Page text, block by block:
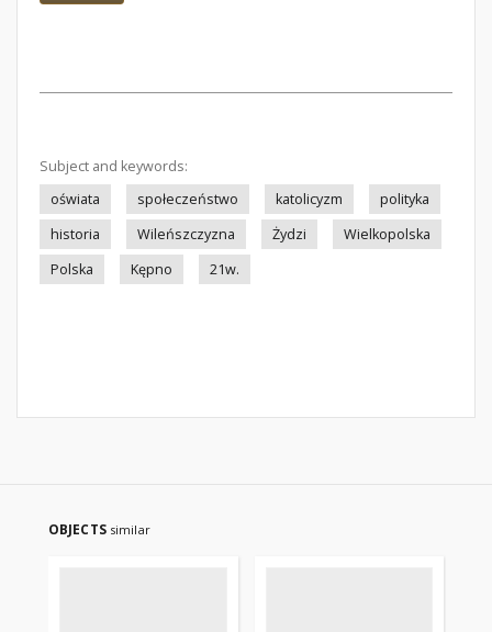
Subject and keywords:
oświata
społeczeństwo katolicyzm
polityka
historia
Wileńszczyzna Żydzi
Wielkopolska
Polska
Kępno 21w.
OBJECTS similar